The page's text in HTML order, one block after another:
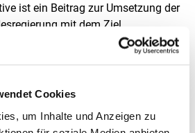
Cookies
um Inhalte und Anzeigen zu
ist ein Beitrag zur Umsetzung der
mit dem Ziel,
zu einem führenden Standort für
und dabei eine
von KI voranzubringen. Das
nutzen, um ökologische